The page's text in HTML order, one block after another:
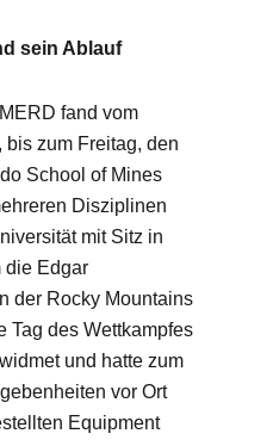
sein Ablauf
fand vom
bis zum Freitag, den
School of Mines
Disziplinen
mit Sitz in
die Edgar
der Rocky Mountains
Tag des Wettkampfes
und hatte zum
vor Ort
Equipment